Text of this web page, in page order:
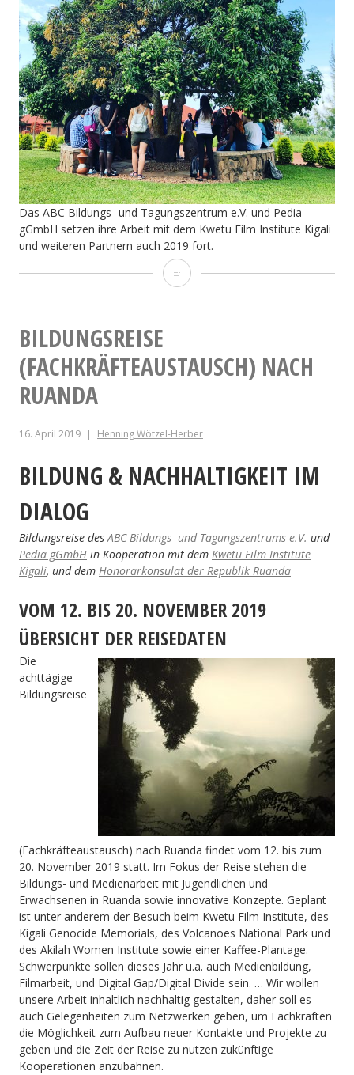
Das ABC Bildungs- und Tagungszentrum e.V. und Pedia
gGmbH setzen ihre Arbeit mit dem Kwetu Film Institute Kigali
und weiteren Partnern auch 2019 fort.
Auf
BILDUNGSREISE
(FACHKRÄFTEAUSTAUSCH) NACH
RUANDA
16. April 2019 Henning Wötzel-Herber
BILDUNG & NACHHALTIGKEIT IM
DIALOG
Bildungsreise desABC Bildungs- und Tagungszentrums e.V. und
Pedia gGmbH in Kooperation mit dem Kwetu Film Institute
Kigali, und dem Honorarkonsulat der Republik Ruanda
VOM 12. BIS 20. NOVEMBER 2019
ÜBERSICHT DER REISEDATEN
Die
achttägige
Bildungsreise
(Fachkräfteaustausch) nach Ruanda findet vom 12. bis zum
20. November 2019 statt. Im Fokus der Reise stehen die
Bildungs- und Medienarbeit mit Jugendlichen und
Erwachsenen in Ruanda sowie innovative Konzepte. Geplant
ist unter anderem der Besuch beim Kwetu Film Institute, des
Kigali Genocide Memorials, des Volcanoes National Park und
des Akilah Women Institute sowie einer Kaffee-Plantage.
Schwerpunkte sollen dieses Jahr u.a. auch Medienbildung,
Filmarbeit, und Digital Gap/Digital Divide sein. … Wir wollen
unsere Arbeit inhaltlich nachhaltig gestalten, daher soll es
auch Gelegenheiten zum Netzwerken geben, um Fachkräften
die Möglichkeit zum Aufbau neuer Kontakte und Projekte zu
geben und die Zeit der Reise zu nutzen zukünftige
Kooperationen anzubahnen.